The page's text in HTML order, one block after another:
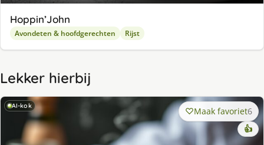
Hoppin’John
Avondeten & hoofdgerechten Rijst
Lekker hierbij
AI-kok Maak favoriet6
👍